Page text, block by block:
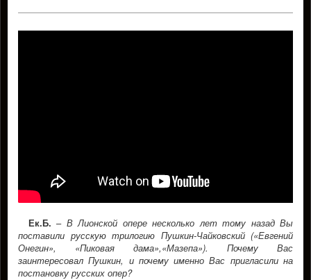
Ек.Б. – В Лионской опере несколько лет тому назад Вы
поставили русскую трилогию Пушкин-Чайковский («Евгений
Онегин», «Пиковая дама»,«Мазепа»). Почему Вас
заинтересовал Пушкин, и почему именно Вас пригласили на
постановку русских опер?